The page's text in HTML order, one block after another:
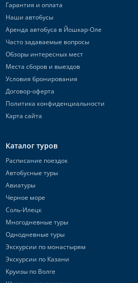
Гарантия и оплата
Наши автобусы
Аренда автобуса в Йошкар-Оле
Часто задаваемые вопросы
Обзоры интересных мест
Места сборов и выездов
Условия бронирования
Договор-оферта
Политика конфиденциальности
Карта сайта
Каталог туров
Расписание поездок
Автобусные туры
Авиатуры
Черное море
Соль-Илецк
Многодневные туры
Однодневные туры
Экскурсии по монастырям
Экскурсии по Казани
Круизы по Волге